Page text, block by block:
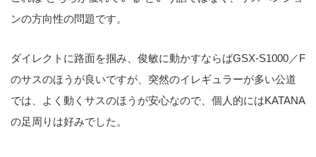
ンの方向性の問題です。
ダイレクトに路面を掴み、俊敏に動かすならばGSX-S1000／F
のサスのほうが良いですが、突然のイレギュラーが多い公道
では、よく動くサスのほうが安心なので、個人的にはKATANA
の足周りは好みでした。